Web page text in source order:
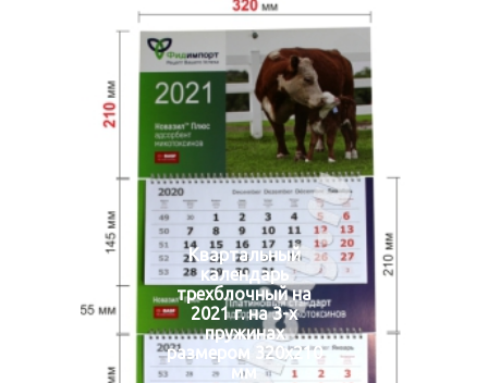
Квартальный
календарь
трехблочный на
2021 г. на 3-х
пружинах
размером 320х210
мм